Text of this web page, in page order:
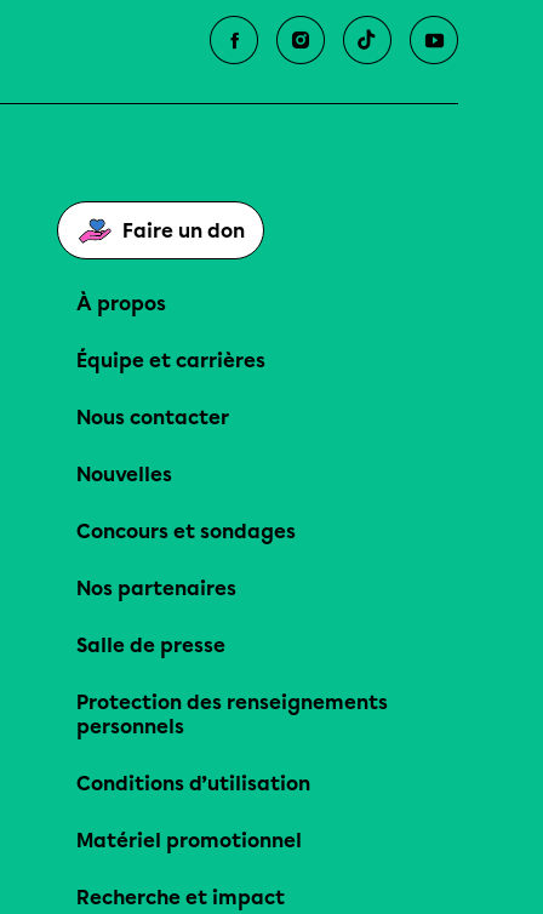
Faire un don
À propos
Équipe et carrières
Nous contacter
Nouvelles
Concours et sondages
Nos partenaires
Salle de presse
Protection des renseignements
personnels
Conditions d’utilisation
Matériel promotionnel
Recherche et impact